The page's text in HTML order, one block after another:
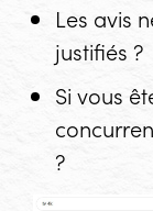
Les avis
justifiés ?
Si vous
?